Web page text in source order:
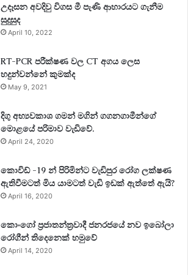
උදෑසන අවදිවු විගස මී පැණි ආහාරයට ගැනීම
සුදුසුද
April 10, 2022
RT-PCR පරීක්ෂණ වල CT අගය ලෙස
හදුන්වන්නේ කුමක්ද
May 9, 2021
දිගු අභ්‍යවකාශ ගමන් මගින් ගගනගාමීන්ගේ
මොළයේ පරිමාව වැඩිවේ.
April 24, 2020
කොවිඩ් -19 න් පිරිමින්ට වැඩිපුර රෝග ලක්ෂණ
ඇතිවීමටත් මිය යාමටත් වැඩි ඉඩක් ඇත්තේ ඇයි?
April 16, 2020
කොංගෝ ප්‍රජාතන්ත්‍රවාදී ජනරජයේ නව ඉබෝලා
රෝගීන් තිදෙනෙක් හමුවේ
April 14, 2020